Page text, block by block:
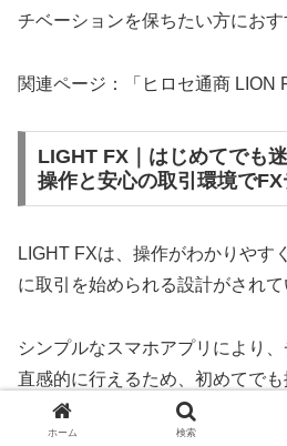
チベーションを保ちたい方におす
関連ページ：「ヒロセ通商 LION
LIGHT FX｜はじめてでも
操作と安心の取引環境で
LIGHT FXは、操作がわかりやす
に取引を始められる設計がされて
シンプルなスマホアプリにより
直感的に行えるため、初めてでも
スプレッドも狭く設定されてお
ホーム 検索